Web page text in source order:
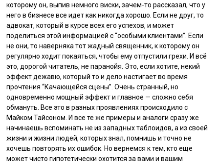
которому он, выпив немного виски, зачем-то рассказал, что у
него в бизнесе все идет как никогда хорошо. Если не друг, то
адвокат, который в курсе всех его успехов, и может
поделиться этой информацией с “особыми клиентами”. Если
не они, то наверняка тот жадный священник, к которому он
регулярно ходит покаяться, чтобы ему отпустили грехи. И всё
это, дорогой читатель, не паранойя. Это, если хотите, некий
эффект дежавю, который то и дело настигает во время
прочтения “Качающейся сцены”. Очень странный, но
одновременно мощный эффект и главное — сложно себя
обмануть. Все это в разных проявлениях происходило с
Майком Тайсоном. И все те же примеры и аналоги сразу же
начинаешь вспоминать не из западных таблоидов, а из своей
жизни и жизни людей, которых знал, помнишь и точно не
хочешь повторять их ошибок. Но вернемся к тем, кто еще
может чисто гипотетически охотится за вами и вашим